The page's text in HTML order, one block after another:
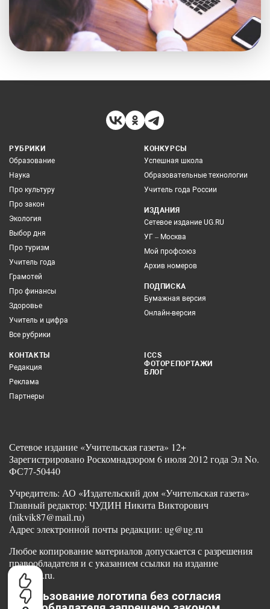
РУБРИКИ
Образование
Наука
Про культуру
Про закон
Экология
Выбор дня
Про туризм
Учитель года
Грамотей
Про финансы
Здоровье
Учитель и цифра
Все рубрики
КОНКУРСЫ
Успешная школа
Образовательные технологии
Учитель года России
ИЗДАНИЯ
Сетевое издание UG.RU
УГ – Москва
Мой профсоюз
Архив номеров
ПОДПИСКА
Бумажная версия
Онлайн-версия
КОНТАКТЫ
Редакция
Реклама
Партнеры
ICCS
ФОТОРЕПОРТАЖИ
БЛОГ
Сетевое издание «Учительская газета» 12+
Зарегистрировано Роскомнадзором 6 июля 2012 года Эл No.
ФС77-50440
Учредитель: АО «Издательский дом «Учительская газета»
Главный редактор: ЧУДИН Никита Викторович
(nikvik87@mail.ru)
Адрес электронной почты редакции: ug@ug.ru
Любое копирование материалов допускается с разрешения
правообладателя и с указанием ссылки на издание
www.ug.ru.
Использование логотипа без согласия